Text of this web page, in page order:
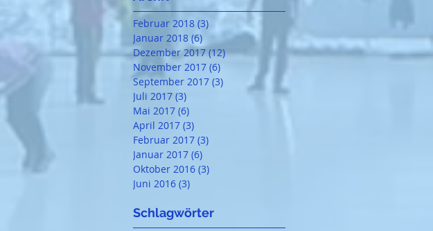
Februar 2018 (3) 3 Beiträge
Januar 2018 (6) 6 Beiträge
Dezember 2017 (12)12 Beiträge
November 2017 (6)
September 2017 (3)
Juli 2017 (3)
Mai 2017 (6)
April 2017 (3)
Februar 2017 (3)
Januar 2017 (6)
Oktober 2016 (3)
Juni 2016 (3)
Schlagwörter